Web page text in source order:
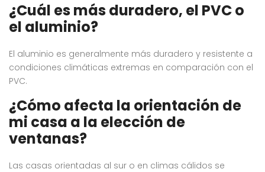
¿Cuál es más duradero, el PVC o
el aluminio?
El aluminio es generalmente más duradero y resistente a
condiciones climáticas extremas en comparación con el
PVC.
¿Cómo afecta la orientación de
mi casa a la elección de
ventanas?
Las casas orientadas al sur o en climas cálidos se